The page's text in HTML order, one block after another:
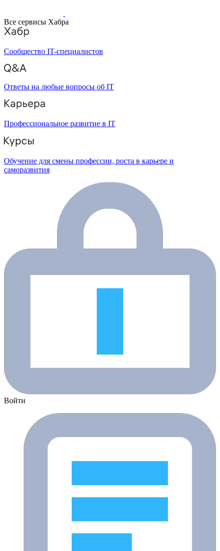
Все сервисы Хабра
Сообщество IT-специалистов
Ответы на любые вопросы об IT
Профессиональное развитие в IT
Обучение для смены профессии, роста в карьере и
саморазвития
Войти